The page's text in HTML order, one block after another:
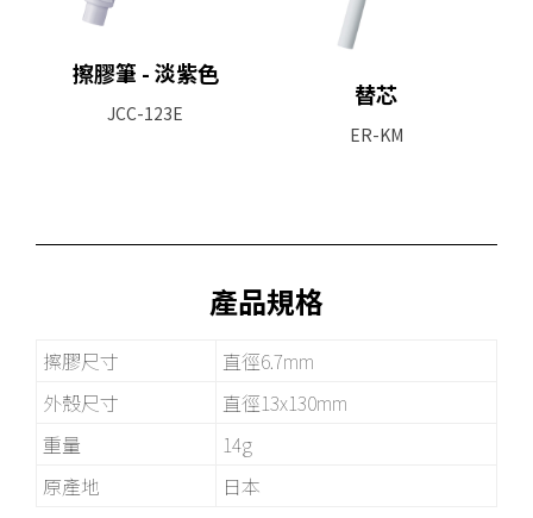
擦膠筆 - 淡紫色
JCC-123E
替芯
ER-KM
產品規格
擦膠尺寸
直徑6.7mm
外殼尺寸
直徑13x130mm
重量
14g
原產地
日本